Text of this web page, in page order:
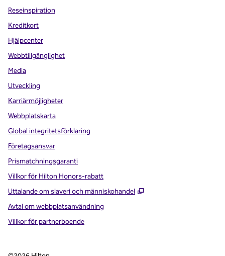
Reseinspiration
Kreditkort
Hjälpcenter
Webbtillgänglighet
Media
Utveckling
Karriärmöjligheter
Webbplatskarta
Global integritetsförklaring
Företagsansvar
Prismatchningsgaranti
Villkor för Hilton Honors-rabatt
Uttalande om slaveri och människohandel
,
Avtal om webbplatsanvändning
Villkor för partnerboende